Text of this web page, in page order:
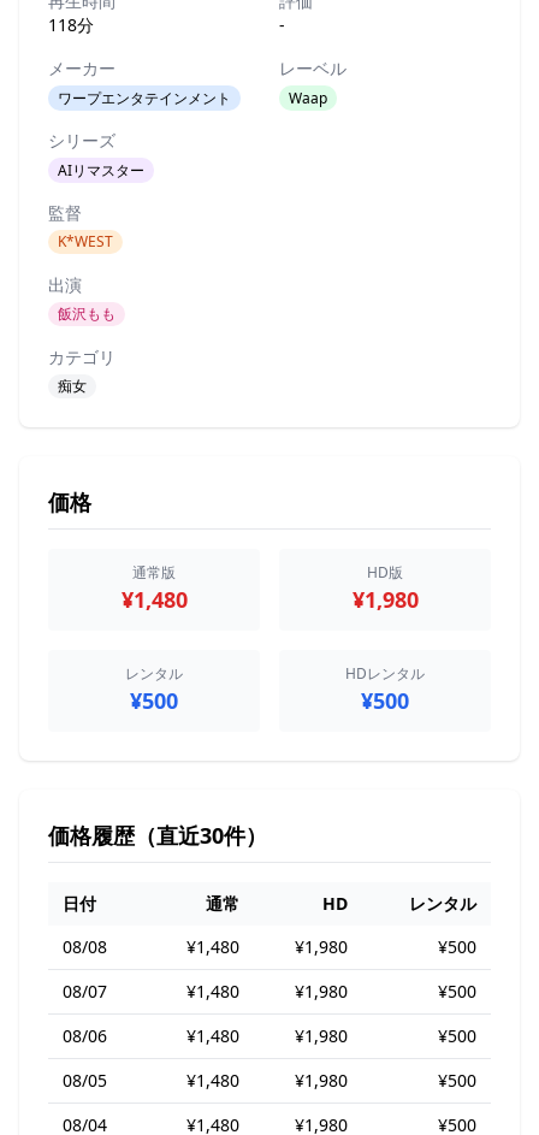
118分
-
メーカー
ワープエンタテインメント
レーベル
Waap
シリーズ
AIリマスター
監督
K*WEST
出演
飯沢もも
カテゴリ
痴女
価格
通常版
¥1,480
HD版
¥1,980
レンタル
¥500
HDレンタル
¥500
価格履歴（直近30件）
日付 通常 HD
レンタル
08/08
¥1,480 ¥1,980
¥500
08/07
¥1,480 ¥1,980
¥500
08/06
¥1,480 ¥1,980
¥500
08/05
¥1,480 ¥1,980
¥500
08/04
¥1,480 ¥1,980 ¥500